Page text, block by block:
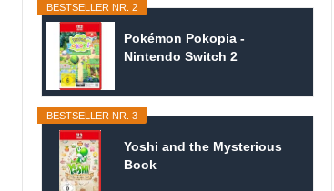
BESTSELLER NR. 2
Pokémon Pokopia -
Nintendo Switch 2
BESTSELLER NR. 3
Yoshi and the Mysterious
Book